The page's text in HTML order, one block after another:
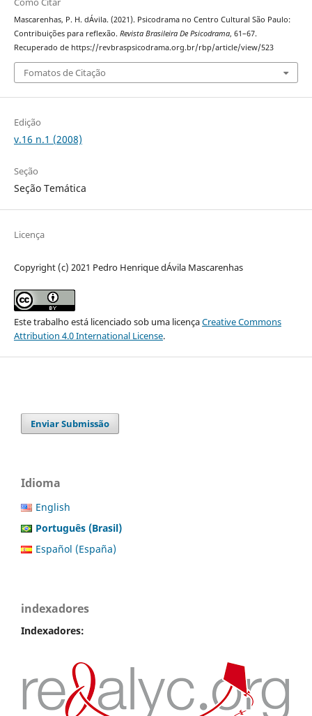
Mascarenhas, P. H. dÁvila. (2021). Psicodrama no Centro Cultural São Paulo:
Contribuições para reflexão. Revista Brasileira De Psicodrama, 61–67.
Recuperado de https://revbraspsicodrama.org.br/rbp/article/view/523
Fomatos de Citação
Edição
v.16 n.1 (2008)
Seção
Seção Temática
Licença
Copyright (c) 2021 Pedro Henrique dÁvila Mascarenhas
Este trabalho está licenciado sob uma licençaCreative Commons
Attribution 4.0 International License.
Enviar Submissão
Idioma
English
Português (Brasil)
Español (España)
indexadores
Indexadores: